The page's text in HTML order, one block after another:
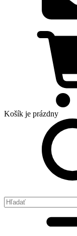
Košík je prázdny